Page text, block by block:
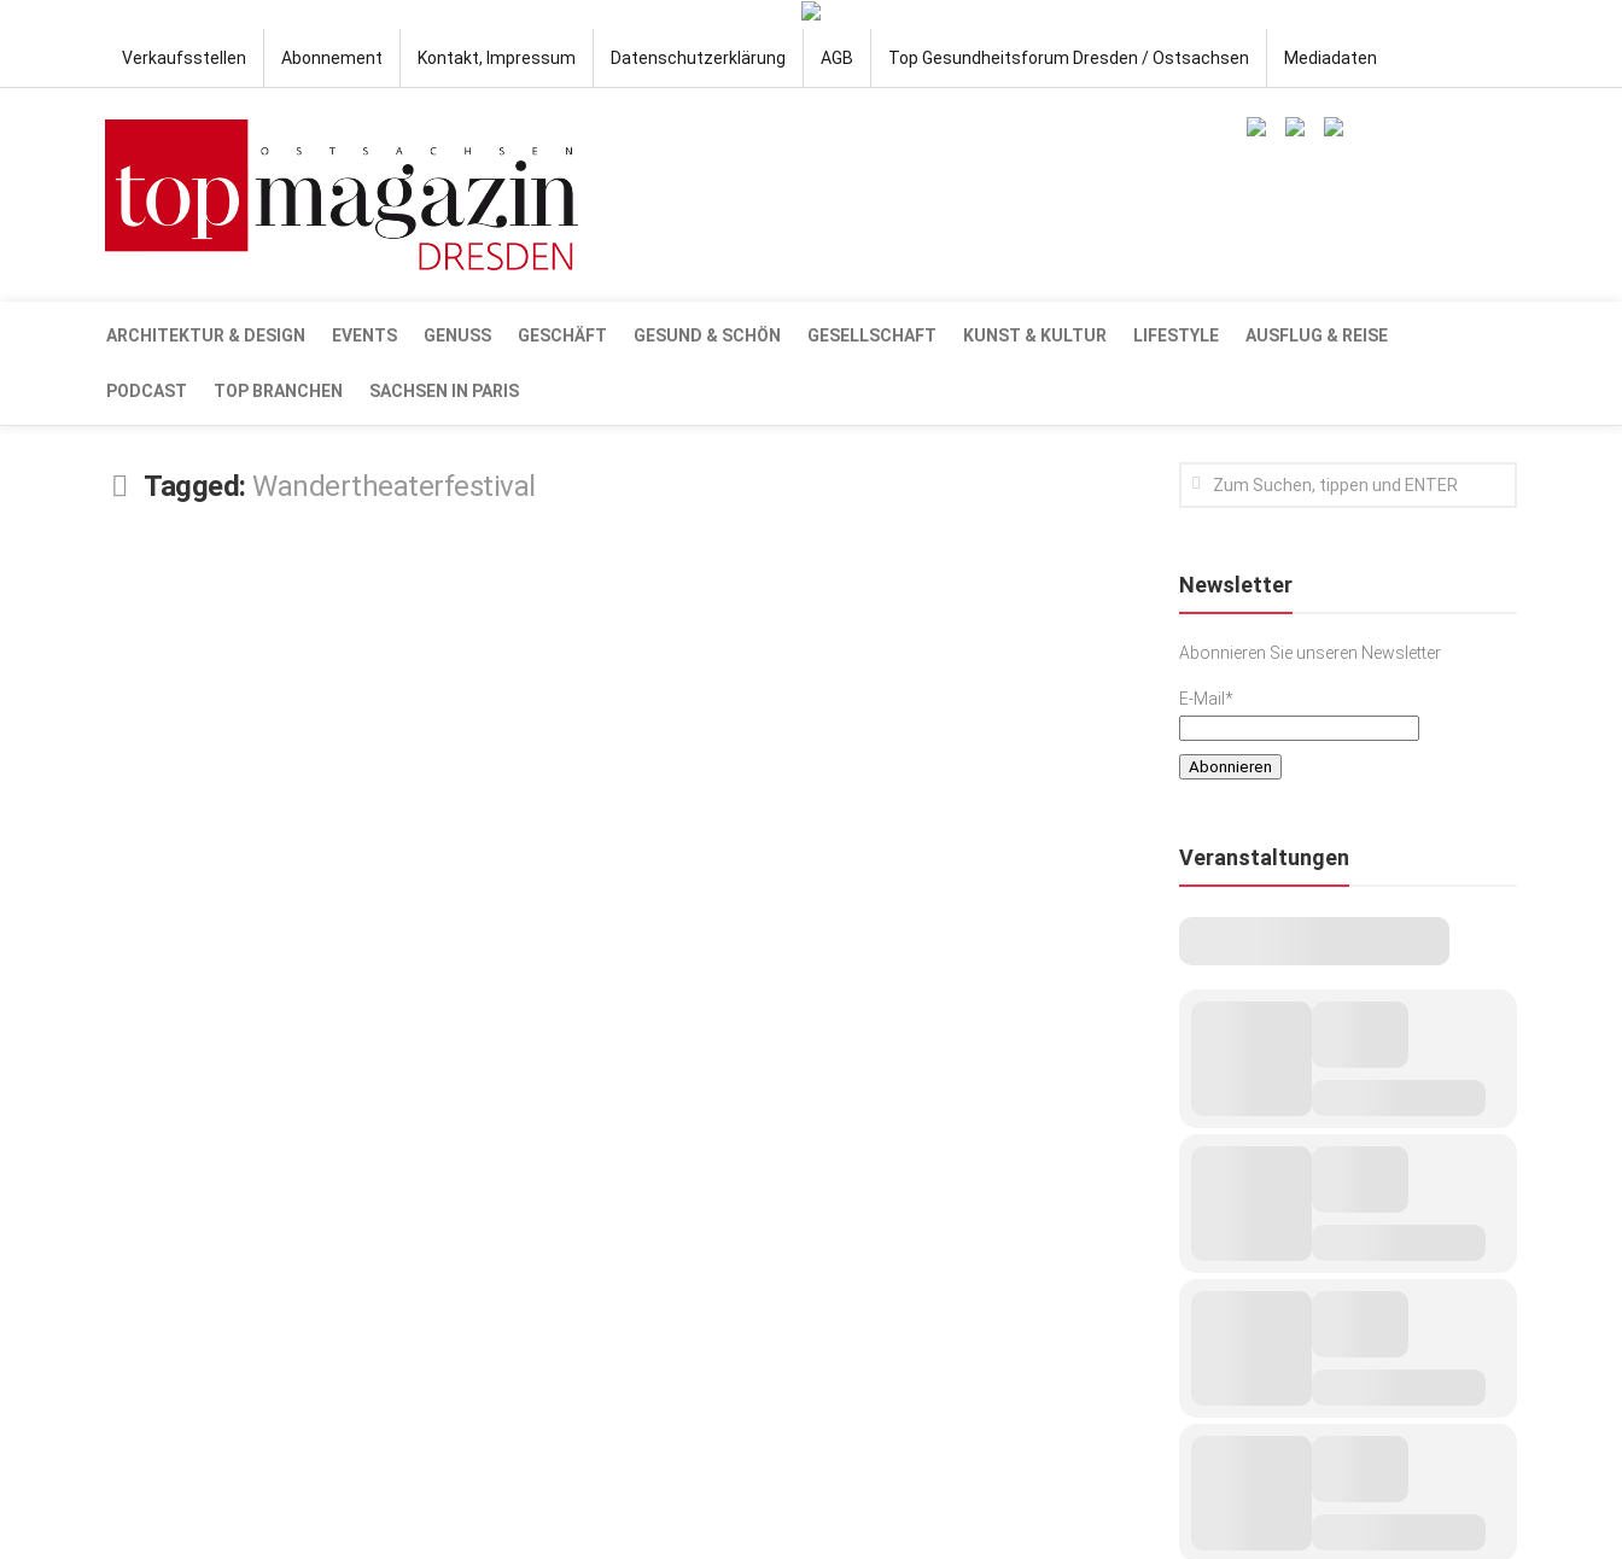
Verkaufsstellen Abonnement Kontakt, Impressum Datenschutzerklärung AGB Top Gesundheitsforum Dresden / Ostsachsen Mediadaten
ARCHITEKTUR & DESIGN EVENTS GENUSS GESCHÄFT GESUND & SCHÖN GESELLSCHAFT KUNST & KULTUR LIFESTYLE AUSFLUG & REISE
PODCAST TOP BRANCHEN SACHSEN IN PARIS
Tagged: Wandertheaterfestival
Newsletter
Abonnieren Sie unseren Newsletter
E-Mail*
Veranstaltungen